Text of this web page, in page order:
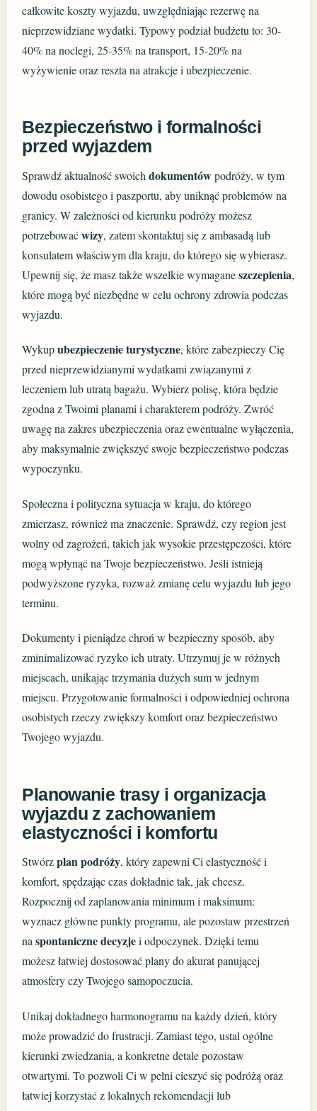
całkowite koszty wyjazdu, uwzględniając rezerwę na
nieprzewidziane wydatki. Typowy podział budżetu to: 30-
40% na noclegi, 25-35% na transport, 15-20% na
wyżywienie oraz reszta na atrakcje i ubezpieczenie.
Bezpieczeństwo i formalności
przed wyjazdem
Sprawdź aktualność swoichdokumentówpodróży, w tym
dowodu osobistego i paszportu, aby uniknąć problemów na
granicy. W zależności od kierunku podróży możesz
potrzebowaćwizy, zatem skontaktuj się z ambasadą lub
konsulatem właściwym dla kraju, do którego się wybierasz.
Upewnij się, że masz także wszelkie wymaganeszczepienia,
które mogą być niezbędne w celu ochrony zdrowia podczas
wyjazdu.
Wykupubezpieczenie turystyczne, które zabezpieczy Cię
przed nieprzewidzianymi wydatkami związanymi z
leczeniem lub utratą bagażu. Wybierz polisę, która będzie
zgodna z Twoimi planami i charakterem podróży. Zwróć
uwagę na zakres ubezpieczenia oraz ewentualne wyłączenia,
aby maksymalnie zwiększyć swoje bezpieczeństwo podczas
wypoczynku.
Społeczna i polityczna sytuacja w kraju, do którego
zmierzasz, również ma znaczenie. Sprawdź, czy region jest
wolny od zagrożeń, takich jak wysokie przestępczości, które
mogą wpłynąć na Twoje bezpieczeństwo. Jeśli istnieją
podwyższone ryzyka, rozważ zmianę celu wyjazdu lub jego
terminu.
Dokumenty i pieniądze chroń w bezpieczny sposób, aby
zminimalizować ryzyko ich utraty. Utrzymuj je w różnych
miejscach, unikając trzymania dużych sum w jednym
miejscu. Przygotowanie formalności i odpowiedniej ochrona
osobistych rzeczy zwiększy komfort oraz bezpieczeństwo
Twojego wyjazdu.
Planowanie trasy i organizacja
wyjazdu z zachowaniem
elastyczności i komfortu
Stwórzplan podróży, który zapewni Ci elastyczność i
komfort, spędzając czas dokładnie tak, jak chcesz.
Rozpocznij od zaplanowania minimum i maksimum:
wyznacz główne punkty programu, ale pozostaw przestrzeń
naspontaniczne decyzjei odpoczynek. Dzięki temu
możesz łatwiej dostosować plany do akurat panującej
atmosfery czy Twojego samopoczucia.
Unikaj dokładnego harmonogramu na każdy dzień, który
może prowadzić do frustracji. Zamiast tego, ustal ogólne
kierunki zwiedzania, a konkretne detale pozostaw
otwartymi. To pozwoli Ci w pełni cieszyć się podróżą oraz
łatwiej korzystać z lokalnych rekomendacji lub